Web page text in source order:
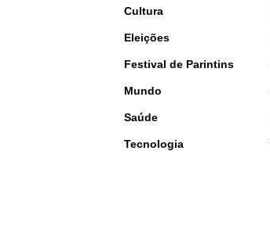
Cultura
Eleições
Festival de Parintins
Mundo
Saúde
Tecnologia